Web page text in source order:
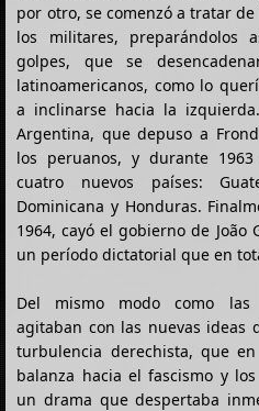
por otro, se comenzó a tratar
los militares, preparándolos
golpes, que se
latinoamericanos, como lo
a inclinarse hacia la
Argentina, que depuso a
los peruanos, y durante
cuatro nuevos países:
Dominicana y Honduras.
1964, cayó el gobierno de
un período dictatorial que en
Del mismo modo como las
agitaban con las nuevas ideas
turbulencia derechista, que
balanza hacia el fascismo y
un drama que despertaba